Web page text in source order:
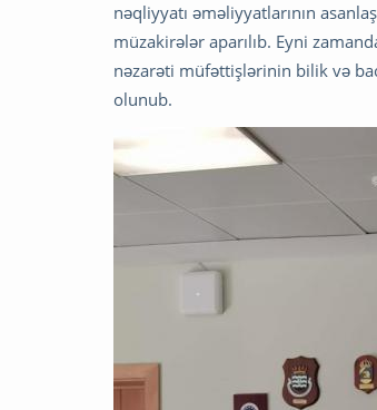
nəqliyyatı əməliyyatlarının
müzakirələr aparılıb. Eyni
nəzarəti müfəttişlərinin bilik və
olunub.